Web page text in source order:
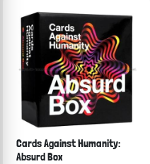
Cards Against Humanity:
Absurd Box